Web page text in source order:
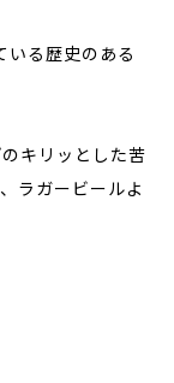
る歴史のある
キリッとした苦
ラガービールよ